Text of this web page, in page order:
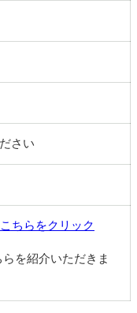
さい
こちらをクリック
を紹介いただきま